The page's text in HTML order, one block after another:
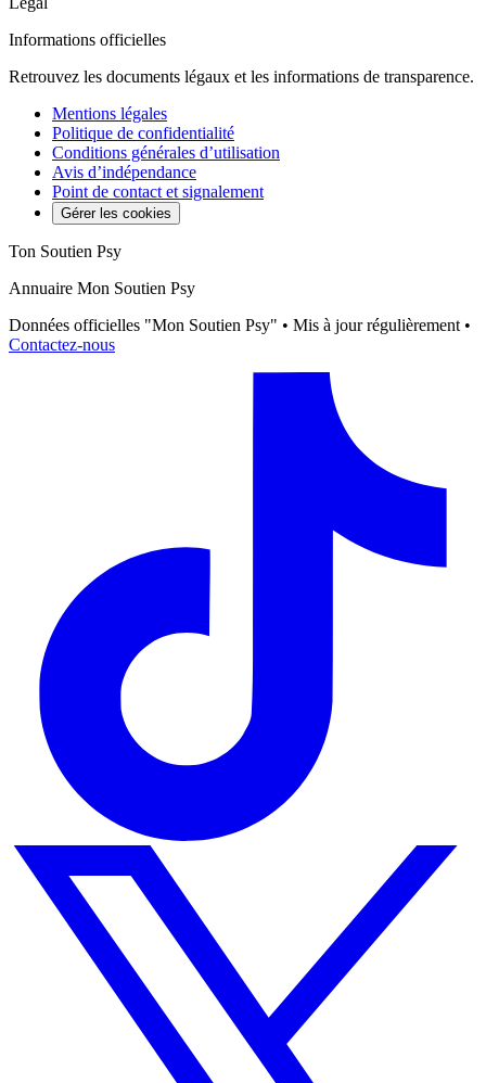
Informations officielles
Retrouvez les documents légaux et les informations de transparence.
Mentions légales
Politique de confidentialité
Conditions générales d’utilisation
Avis d’indépendance
Point de contact et signalement
Gérer les cookies
Ton Soutien Psy
Annuaire Mon Soutien Psy
Données officielles "Mon Soutien Psy" • Mis à jour régulièrement •
Contactez-nous